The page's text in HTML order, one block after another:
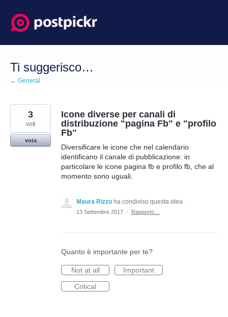
Salta
al
contenuto
Ti suggerisco…
← General
Icone diverse per canali di
distribuzione "pagina Fb" e "profilo
Fb"
Diversificare le icone che nel calendario
identificano il canale di pubblicazione: in
particolare le icone pagina fb e profilo fb, che al
momento sono uguali.
3
voti
vota
Maura Rizzo ha condiviso questa idea ·
13 Settembre 2017 · Rapporto…
Quanto è importante per te?
Not at all
Important
Critical